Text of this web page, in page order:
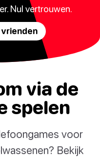
Nul vertrouwen.
via de
spelen
voor
Bekijk